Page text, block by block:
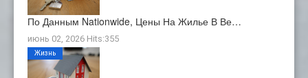
По Данным Nationwide, Цены На Жилье В Ве…
июнь 02, 2026 Hits:355
Жизнь